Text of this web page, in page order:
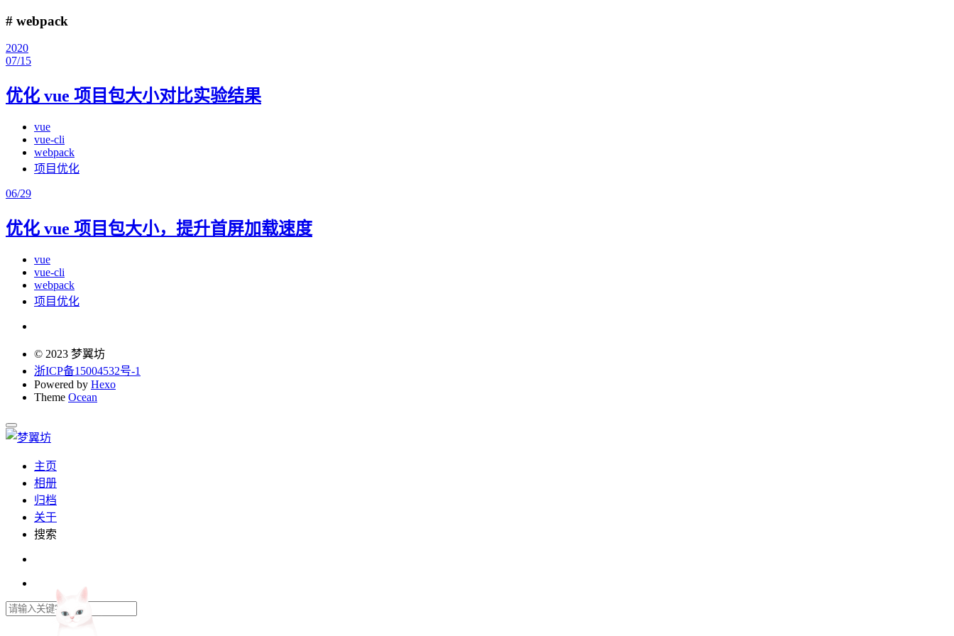
# webpack
2020
07/15
优化 vue 项目包大小对比实验结果
vue
vue-cli
webpack
项目优化
06/29
优化 vue 项目包大小，提升首屏加载速度
vue
vue-cli
webpack
项目优化
© 2023 梦翼坊
浙ICP备15004532号-1
Powered by Hexo
Theme Ocean
主页
相册
归档
关于
搜索